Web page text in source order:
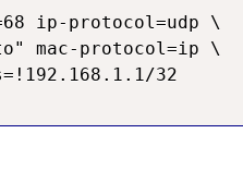
ip-protocol=udp \
mac-protocol=ip \